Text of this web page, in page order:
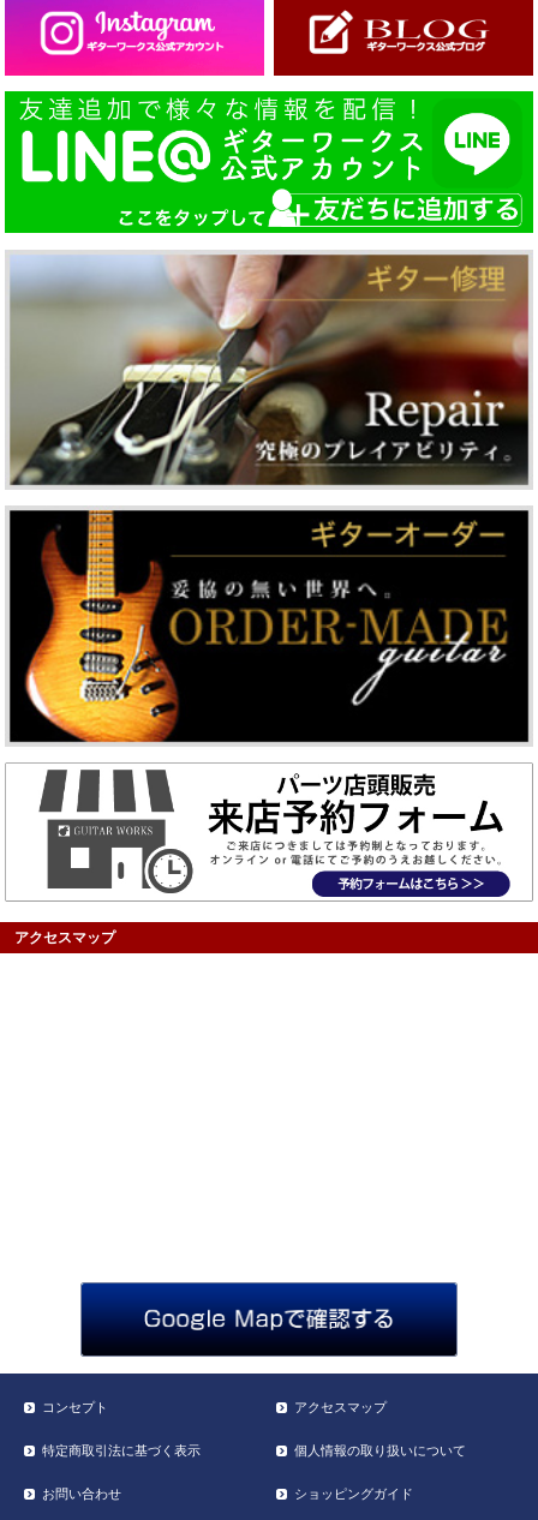
アクセスマップ
コンセプト アクセスマップ
特定商取引法に基づく表示 個人情報の取り扱いについて
お問い合わせ ショッピングガイド